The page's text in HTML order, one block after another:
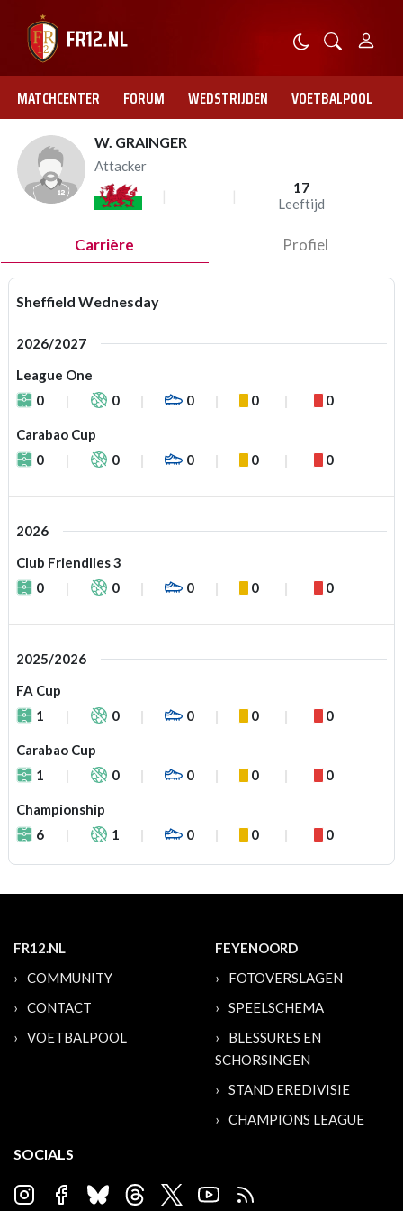
MATCHCENTER FORUM WEDSTRIJDEN VOETBALPOOL
W. GRAINGER
Attacker
17
Leeftijd
Carrière Profiel
Sheffield Wednesday
2026/2027
League One
0
0 0 0 0
Carabao Cup
0
0 0 0 0
2026
Club Friendlies 3
0
0 0 0 0
2025/2026
FA Cup
1
0 0 0 0
Carabao Cup
1
0 0 0 0
Championship
6
1 0 0 0
FR12.NL
COMMUNITY
CONTACT
VOETBALPOOL
FEYENOORD
FOTOVERSLAGEN
SPEELSCHEMA
BLESSURES EN
SCHORSINGEN
STAND EREDIVISIE
CHAMPIONS LEAGUE
SOCIALS